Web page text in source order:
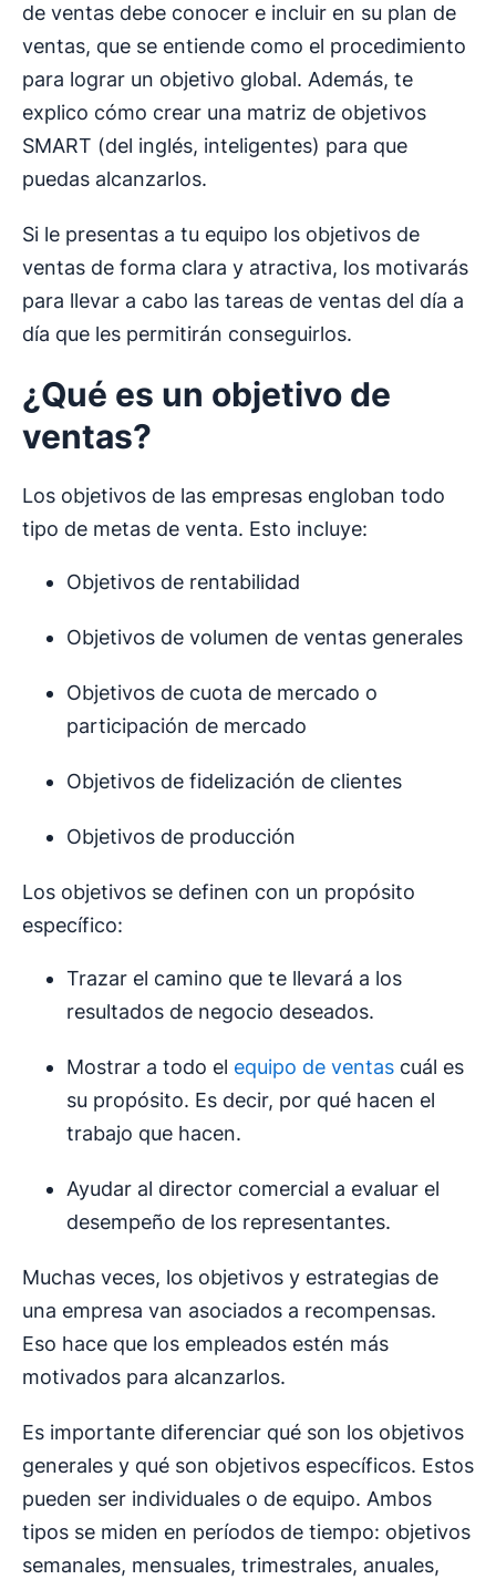
de ventas debe conocer e incluir en su plan de
ventas, que se entiende como el procedimiento
para lograr un objetivo global. Además, te
explico cómo crear una matriz de objetivos
SMART (del inglés, inteligentes) para que
puedas alcanzarlos.
Si le presentas a tu equipo los objetivos de
ventas de forma clara y atractiva, los motivarás
para llevar a cabo las tareas de ventas del día a
día que les permitirán conseguirlos.
¿Qué es un objetivo de
ventas?
Los objetivos de las empresas engloban todo
tipo de metas de venta. Esto incluye:
Objetivos de rentabilidad
Objetivos de volumen de ventas generales
Objetivos de cuota de mercado o
participación de mercado
Objetivos de fidelización de clientes
Objetivos de producción
Los objetivos se definen con un propósito
específico:
Trazar el camino que te llevará a los
resultados de negocio deseados.
Mostrar a todo el equipo de ventas cuál es
su propósito. Es decir, por qué hacen el
trabajo que hacen.
Ayudar al director comercial a evaluar el
desempeño de los representantes.
Muchas veces, los objetivos y estrategias de
una empresa van asociados a recompensas.
Eso hace que los empleados estén más
motivados para alcanzarlos.
Es importante diferenciar qué son los objetivos
generales y qué son objetivos específicos. Estos
pueden ser individuales o de equipo. Ambos
tipos se miden en períodos de tiempo: objetivos
semanales, mensuales, trimestrales, anuales,